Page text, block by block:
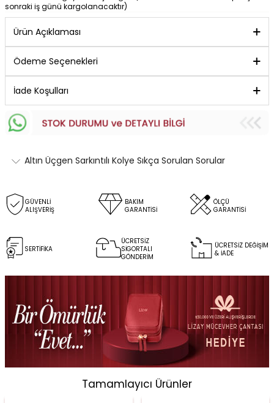
sonraki iş günü kargolanacaktır)
Ürün Açıklaması
Ödeme Seçenekleri
İade Koşulları
Altın Üçgen Sarkıntılı Kolye Sıkça Sorulan Sorular
GÜVENLİ
ALIŞVERİŞ
BAKIM
GARANTİSİ
ÖLÇÜ
GARANTİSİ
SERTİFİKA
ÜCRETSİZ
SİGORTALI
GÖNDERİM
ÜCRETSİZ DEĞİŞİM
& İADE
Tamamlayıcı Ürünler